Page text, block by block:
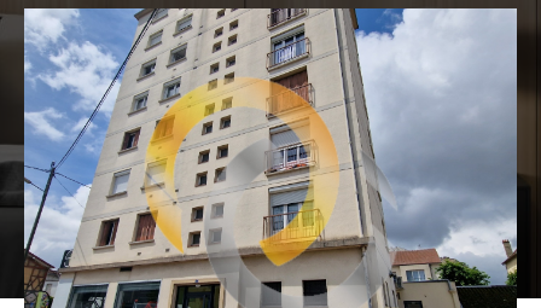
Type
de
bien
Type de bien
Ville
Budget
Budget
Surface
Surface